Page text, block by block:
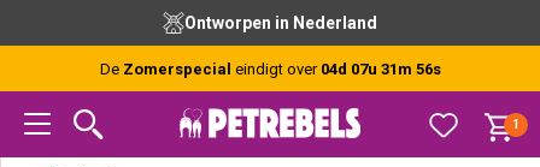
hoofdnavigatie
hoofd
inhoud
voettekst
Ontworpen in Nederland
De Zomerspecial eindigt over 04d 07u 31m 56s
1